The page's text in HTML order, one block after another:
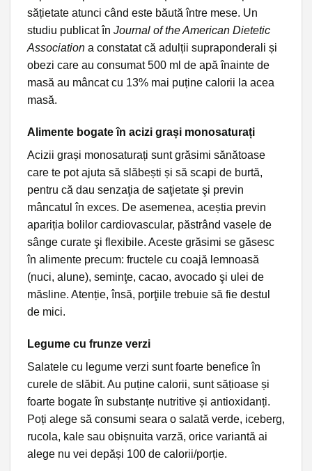
sățietate atunci când este băută între mese. Un
studiu publicat în Journal of the American Dietetic
Association a constatat că adulții supraponderali și
obezi care au consumat 500 ml de apă înainte de
masă au mâncat cu 13% mai puține calorii la acea
masă.
Alimente bogate în acizi grași monosaturați
Acizii grași monosaturați sunt grăsimi sănătoase
care te pot ajuta să slăbești și să scapi de burtă,
pentru că dau senzaţia de saţietate şi previn
mâncatul în exces. De asemenea, aceștia previn
apariția bolilor cardiovascular, păstrând vasele de
sânge curate şi flexibile. Aceste grăsimi se găsesc
în alimente precum: fructele cu coajă lemnoasă
(nuci, alune), seminţe, cacao, avocado şi ulei de
măsline. Atenție, însă, porţiile trebuie să fie destul
de mici.
Legume cu frunze verzi
Salatele cu legume verzi sunt foarte benefice în
curele de slăbit. Au puține calorii, sunt sățioase și
foarte bogate în substanțe nutritive și antioxidanți.
Poți alege să consumi seara o salată verde, iceberg,
rucola, kale sau obișnuita varză, orice variantă ai
alege nu vei depăși 100 de calorii/porție.